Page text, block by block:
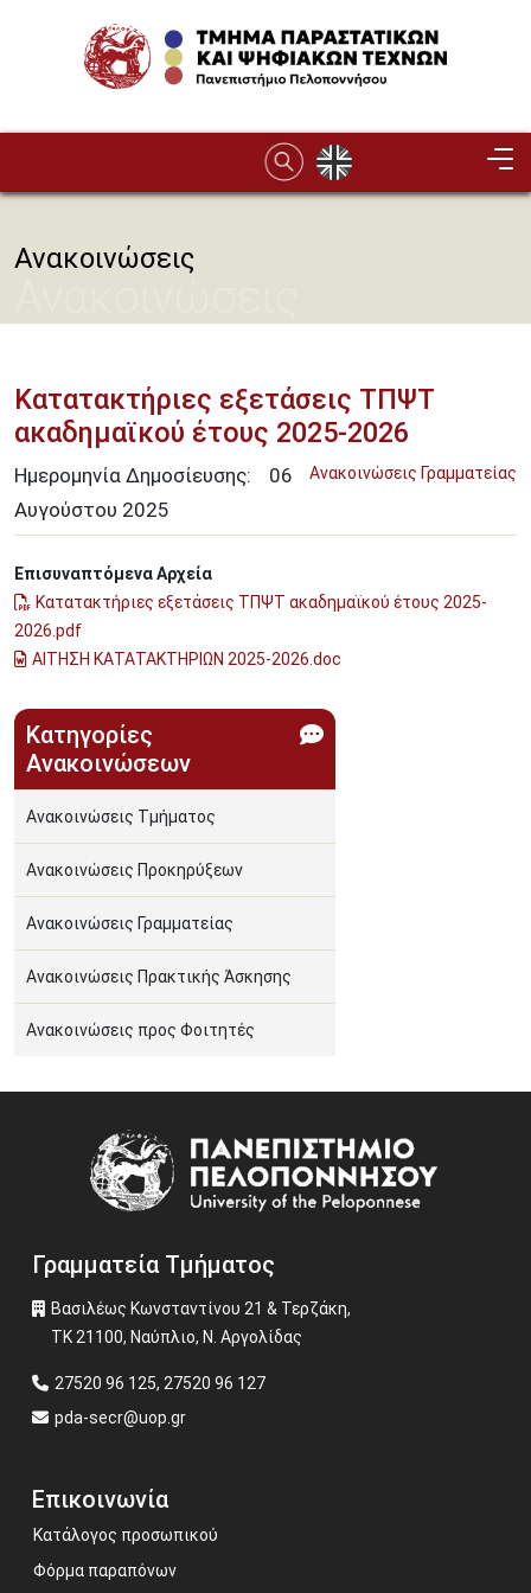
Image
Ανακοινώσεις
Κατατακτήριες εξετάσεις ΤΠΨΤ
ακαδημαϊκού έτους 2025-2026
Ανακοινώσεις Γραμματείας
Ημερομηνία Δημοσίευσης:
06
Αυγούστου 2025
Επισυναπτόμενα Αρχεία
Κατατακτήριες εξετάσεις ΤΠΨΤ ακαδημαϊκού έτους 2025-
2026.pdf
ΑΙΤΗΣΗ ΚΑΤΑΤΑΚΤΗΡΙΩΝ 2025-2026.doc
Κατηγορίες
Ανακοινώσεων
Ανακοινώσεις Τμήματος
Ανακοινώσεις Προκηρύξεων
Ανακοινώσεις Γραμματείας
Ανακοινώσεις Πρακτικής Άσκησης
Ανακοινώσεις προς Φοιτητές
Γραμματεία Τμήματος
Βασιλέως Κωνσταντίνου 21 & Τερζάκη,
ΤΚ 21100, Ναύπλιο, Ν. Αργολίδας
27520 96 125, 27520 96 127
pda-secr@uop.gr
Επικοινωνία
Κατάλογος προσωπικού
Φόρμα παραπόνων